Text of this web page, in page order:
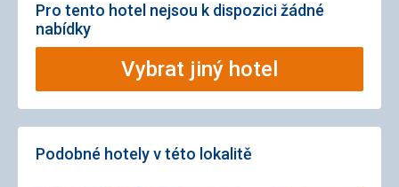
Pro tento hotel nejsou k dispozici žádné
nabídky
Vybrat jiný hotel
Podobné hotely v této lokalitě